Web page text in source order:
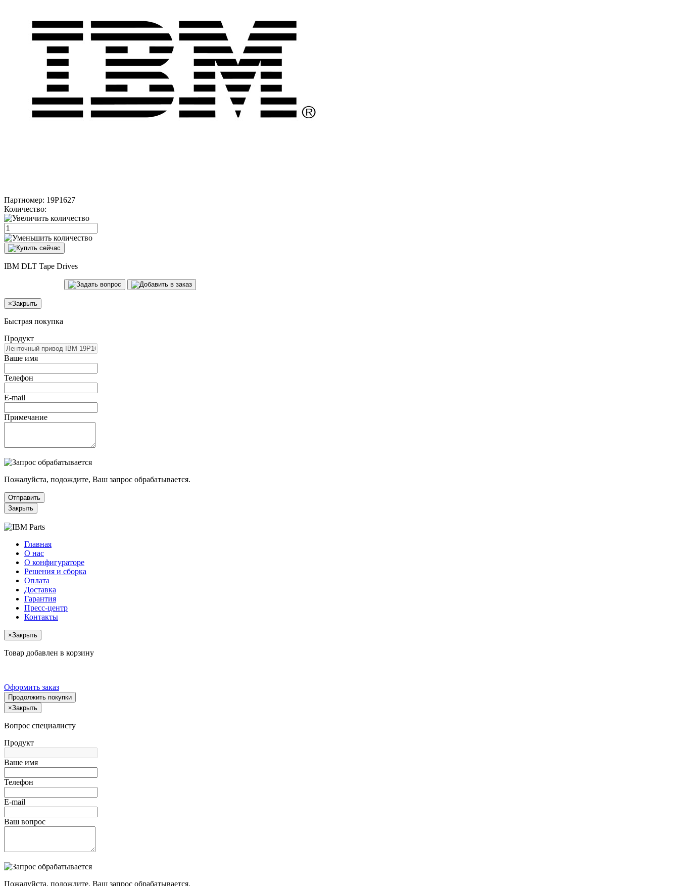
Партномер: 19P1627
Количество:
IBM DLT Tape Drives
×Закрыть
Быстрая покупка
Продукт
Ваше имя
Телефон
E-mail
Примечание
Пожалуйста, подождите, Ваш запрос обрабатывается.
Отправить
Закрыть
Главная
О нас
О конфигураторе
Решения и сборка
Оплата
Доставка
Гарантия
Пресс-центр
Контакты
×Закрыть
Товар добавлен в корзину
Оформить заказ
Продолжить покупки
×Закрыть
Вопрос специалисту
Продукт
Ваше имя
Телефон
E-mail
Ваш вопрос
Пожалуйста, подождите, Ваш запрос обрабатывается.